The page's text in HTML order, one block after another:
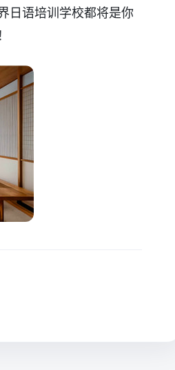
日语培训学校都将是你